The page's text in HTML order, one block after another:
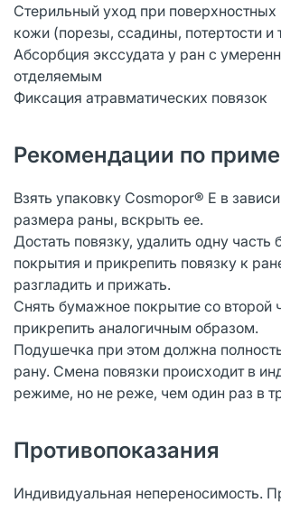
Стерильный уход при
кожи (порезы, ссадины, потертости и
Абсорбция экссудата у ран с
отделяемым
Фиксация атравматических повязок
Рекомендации по
Взять упаковку Cosmopor® E в
размера раны, вскрыть ее.
Достать повязку, удалить одну часть
покрытия и прикрепить повязку к
разгладить и прижать.
Снять бумажное покрытие со второй
прикрепить аналогичным образом.
Подушечка при этом должна
рану. Смена повязки происходит в
режиме, но не реже, чем один раз в
Противопоказания
Индивидуальная непереносимость.